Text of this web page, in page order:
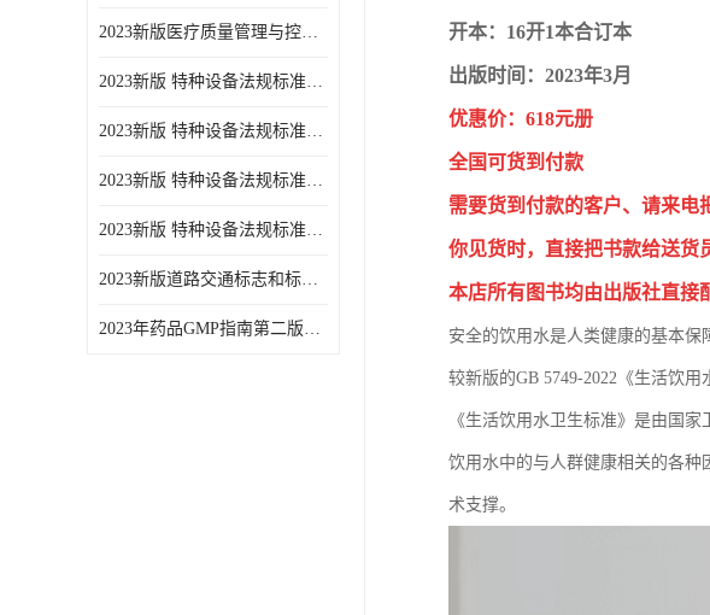
2023新版医疗质量管理与控制指标汇编5.0版
2023新版 特种设备法规标准手册 机电类标准客运索道卷
2023新版 特种设备法规标准手册 机电类标准游乐设施卷
2023新版 特种设备法规标准手册 安全技术规范卷共三本
2023新版 特种设备法规标准手册 机电类标准电梯卷 共两本
2023新版道路交通标志和标线手册
2023年药品GMP指南第二版全6册
开本：16开1本合订本
出版时间：2023年3月
优惠价：618元册
全国可货到付款
需要货到付款的客户、请来电
你见货时，直接把书款给送货
本店所有图书均由出版社直接
安全的饮用水是人类健康的基本
较新版的GB 5749-2022《生活饮用
《生活饮用水卫生标准》是由国
饮用水中的与人群健康相关的各种
术支撑。